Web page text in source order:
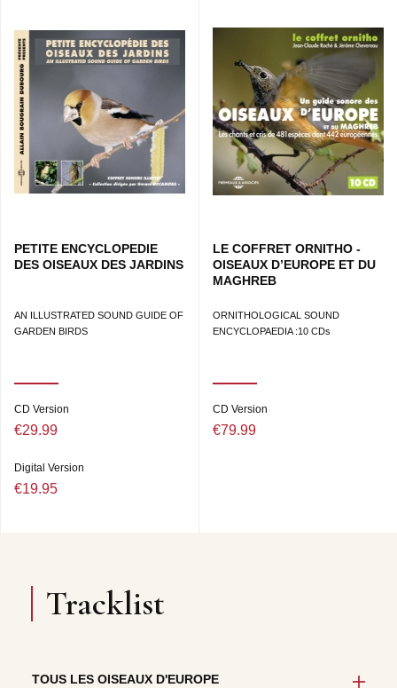
PETITE ENCYCLOPEDIE
DES OISEAUX DES JARDINS
AN ILLUSTRATED SOUND GUIDE OF
GARDEN BIRDS
CD Version
€29.99
Digital Version
€19.95
LE COFFRET ORNITHO -
OISEAUX D’EUROPE ET DU
MAGHREB
ORNITHOLOGICAL SOUND
ENCYCLOPAEDIA :10 CDs
CD Version
€79.99
Tracklist
TOUS LES OISEAUX D'EUROPE